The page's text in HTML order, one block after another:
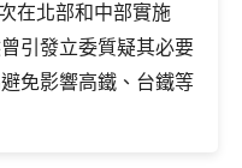
在北部和中部實施
引發立委質疑其必要
免影響高鐵、台鐵等